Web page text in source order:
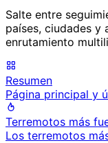
Salte entre
países, ciudades y
enrutamiento
Resumen
Página principal y
Terremotos más
Los terremotos